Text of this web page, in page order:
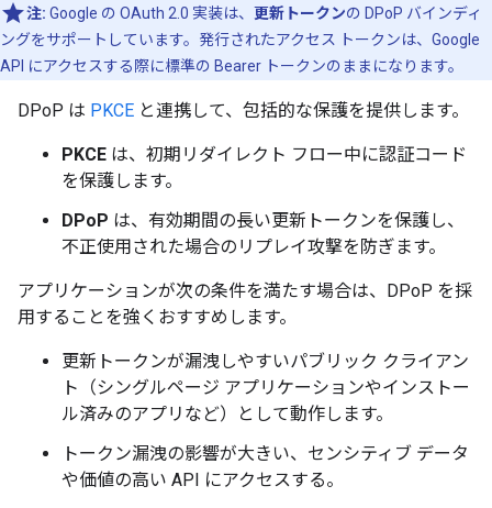
注: Google の OAuth 2.0 実装は、 更新トークンの DPoP バインディ
ングをサポートしています。発行されたアクセス トークンは、Google
API にアクセスする際に標準の Bearer トークンのままになります。
DPoP は PKCE と連携して、包括的な保護を提供します。
PKCE は、初期リダイレクト フロー中に認証コード
を保護します。
DPoP は、有効期間の長い更新トークンを保護し、
不正使用された場合のリプレイ攻撃を防ぎます。
アプリケーションが次の条件を満たす場合は、DPoP を採
用することを強くおすすめします。
更新トークンが漏洩しやすいパブリック クライアン
ト（シングルページ アプリケーションやインストー
ル済みのアプリなど）として動作します。
トークン漏洩の影響が大きい、センシティブ データ
や価値の高い API にアクセスする。